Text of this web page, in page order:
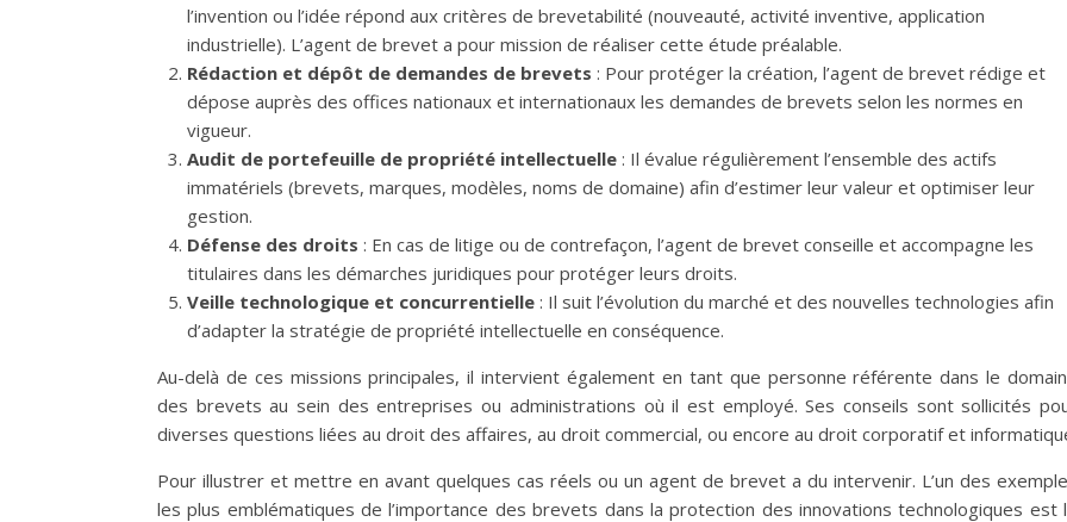
l’invention ou l’idée répond aux critères de brevetabilité (nouveauté, activité inventive, application
industrielle). L’agent de brevet a pour mission de réaliser cette étude préalable.
Rédaction et dépôt de demandes de brevets : Pour protéger la création, l’agent de brevet rédige et
dépose auprès des offices nationaux et internationaux les demandes de brevets selon les normes en
vigueur.
Audit de portefeuille de propriété intellectuelle : Il évalue régulièrement l’ensemble des actifs
immatériels (brevets, marques, modèles, noms de domaine) afin d’estimer leur valeur et optimiser leur
gestion.
Défense des droits : En cas de litige ou de contrefaçon, l’agent de brevet conseille et accompagne les
titulaires dans les démarches juridiques pour protéger leurs droits.
Veille technologique et concurrentielle : Il suit l’évolution du marché et des nouvelles technologies afin
d’adapter la stratégie de propriété intellectuelle en conséquence.
Au-delà de ces missions principales, il intervient également en tant que personne référente dans le
des brevets au sein des entreprises ou administrations où il est employé. Ses conseils sont sollicités
diverses questions liées au droit des affaires, au droit commercial, ou encore au droit corporatif et
Pour illustrer et mettre en avant quelques cas réels ou un agent de brevet a du intervenir. L’un des
les plus emblématiques de l’importance des brevets dans la protection des innovations technologiques est